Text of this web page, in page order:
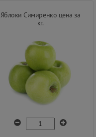
Яблоки Симиренко цена за
кг.